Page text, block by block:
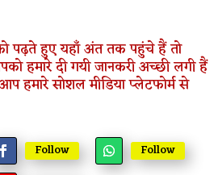
पढ़ते हुए यहाँ अंत तक पहुंचे हैं तो
हमारे दी गयी जानकरी अच्छी लगी हैं
सोशल मीडिया प्लेटफोर्म से
Follow
Follow